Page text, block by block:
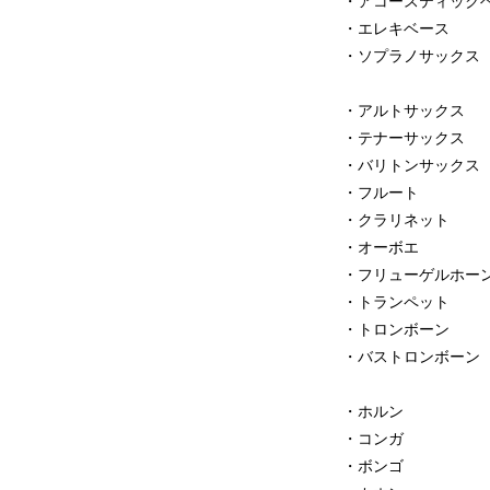
・エレキベース
・ソプラノサックス
・アルトサックス
・テナーサックス
・バリトンサックス
・フルート
・クラリネット
・オーボエ
・フリューゲルホー
・トランペット
・トロンボーン
・バストロンボーン
・ホルン
・コンガ
・ボンゴ